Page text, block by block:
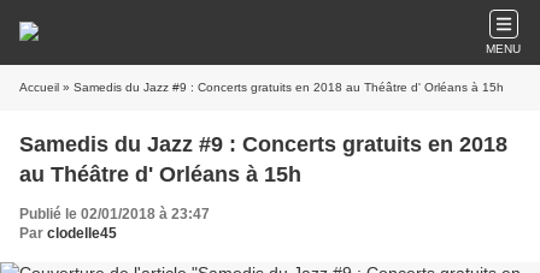
MENU
Accueil » Samedis du Jazz #9 : Concerts gratuits en 2018 au Théâtre d' Orléans à 15h
Samedis du Jazz #9 : Concerts gratuits en 2018
au Théâtre d' Orléans à 15h
Publié le 02/01/2018 à 23:47
Par clodelle45